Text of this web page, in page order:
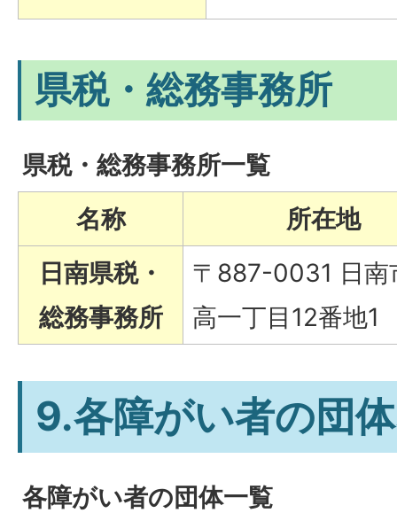
県税・総務事務所
県税・総務事務所一覧
名称
所在地
日南県税・
総務事務所
〒887-0031 日南
高一丁目12番地1
9.各障がい者の団
各障がい者の団体一覧